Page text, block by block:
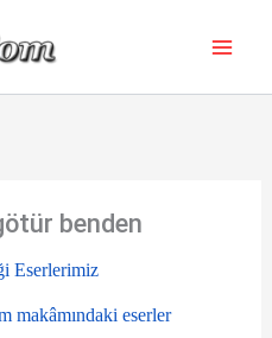
benden
Eserlerimiz
makâmındaki eserler